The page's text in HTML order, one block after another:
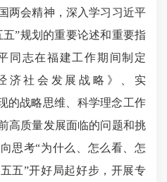
两会精神，深入学习习近平
五”规划的重要论述和重要指
同志在福建工作期间制定
济社会发展战略》、实
的战略思维、科学理念工作
高质量发展面临的问题和挑
思考“为什么、怎么看、怎
五”开好局起好步，开展专